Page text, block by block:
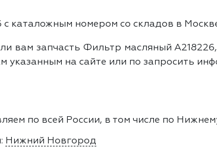
каталожным номером со складов в
вам запчасть Фильтр масляный
указанным на сайте или по запросить
по всей России, в том числе по
Нижний Новгород